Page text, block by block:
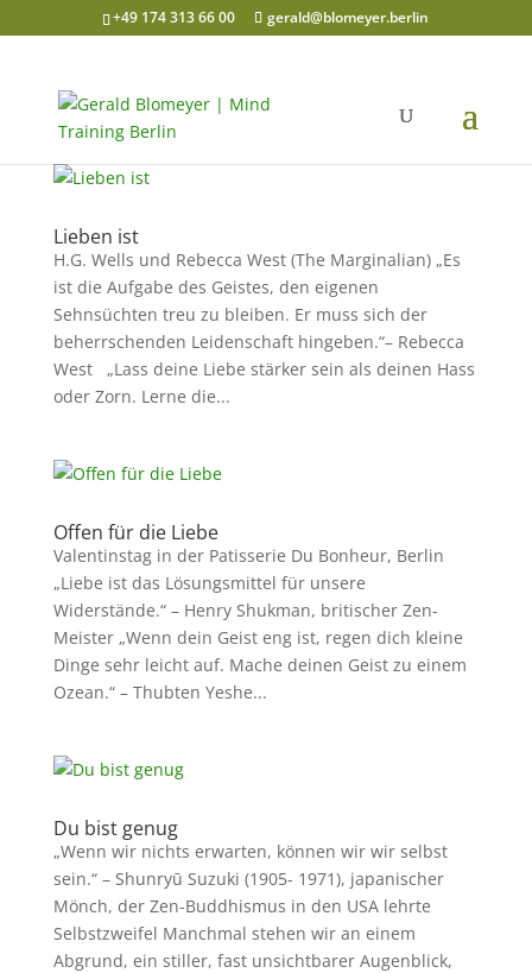
+49 174 313 66 00 gerald@blomeyer.berlin
Lieben ist
H.G. Wells und Rebecca West (The Marginalian) „Es
ist die Aufgabe des Geistes, den eigenen
Sehnsüchten treu zu bleiben. Er muss sich der
beherrschenden Leidenschaft hingeben.“– Rebecca
West „Lass deine Liebe stärker sein als deinen Hass
oder Zorn. Lerne die...
Offen für die Liebe
Valentinstag in der Patisserie Du Bonheur, Berlin
„Liebe ist das Lösungsmittel für unsere
Widerstände.“ – Henry Shukman, britischer Zen-
Meister „Wenn dein Geist eng ist, regen dich kleine
Dinge sehr leicht auf. Mache deinen Geist zu einem
Ozean.“ – Thubten Yeshe...
Du bist genug
„Wenn wir nichts erwarten, können wir wir selbst
sein.“ – Shunryū Suzuki (1905- 1971), japanischer
Mönch, der Zen-Buddhismus in den USA lehrte
Selbstzweifel Manchmal stehen wir an einem
Abgrund, ein stiller, fast unsichtbarer Augenblick,